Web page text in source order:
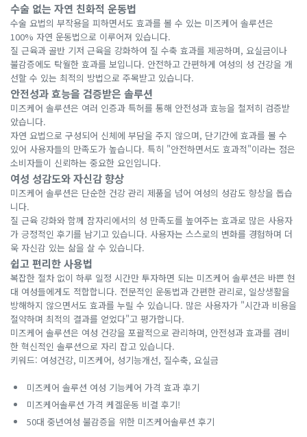
수술 없는 자연 친화적 운동법
수술 요법의 부작용을 피하면서도 효과를 볼 수 있는 미즈케어 솔루션은
100% 자연 운동법으로 이루어져 있습니다.
질 근육과 골반 기저 근육을 강화하여 질 수축 효과를 제공하며, 요실금이나
불감증에도 탁월한 효과를 보입니다. 안전하고 간편하게 여성의 성 건강을 개
선할 수 있는 최적의 방법으로 주목받고 있습니다.
안전성과 효능을 검증받은 솔루션
미즈케어 솔루션은 여러 인증과 특허를 통해 안전성과 효능을 철저히 검증받
았습니다.
자연 요법으로 구성되어 신체에 부담을 주지 않으며, 단기간에 효과를 볼 수
있어 사용자들의 만족도가 높습니다. 특히 "안전하면서도 효과적"이라는 점은
소비자들이 신뢰하는 중요한 요인입니다.
여성 성감도와 자신감 향상
미즈케어 솔루션은 단순한 건강 관리 제품을 넘어 여성의 성감도 향상을 돕습
니다.
질 근육 강화와 함께 잠자리에서의 성 만족도를 높여주는 효과로 많은 사용자
가 긍정적인 후기를 남기고 있습니다. 사용자는 스스로의 변화를 경험하며 더
욱 자신감 있는 삶을 살 수 있습니다.
쉽고 편리한 사용법
복잡한 절차 없이 하루 일정 시간만 투자하면 되는 미즈케어 솔루션은 바쁜 현
대 여성들에게도 적합합니다. 전문적인 운동법과 간편한 관리로, 일상생활을
방해하지 않으면서도 효과를 누릴 수 있습니다. 많은 사용자가 "시간과 비용을
절약하며 최적의 결과를 얻었다"고 평가합니다.
미즈케어 솔루션은 여성 건강을 포괄적으로 관리하며, 안전성과 효과를 겸비
한 혁신적인 솔루션으로 자리 잡고 있습니다.
키워드: 여성건강, 미즈케어, 성기능개선, 질수축, 요실금
미즈케어 솔루션 여성 기능케어 가격 효과 후기
미즈케어솔루션 가격 케겔운동 비결 후기!
50대 중년여성 불감증을 위한 미즈케어솔루션 후기